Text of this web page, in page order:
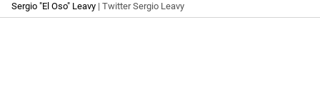
Sergio "El Oso" Leavy | Twitter Sergio Leavy